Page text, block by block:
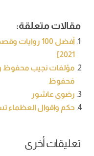
مقالات متعلقة:
أفضل 100
2021]
مؤلفات نجيب محفوظ و
مَحفوظ
رضوى عاشور
حكم واقوال العظماء
تعليقات أخرى